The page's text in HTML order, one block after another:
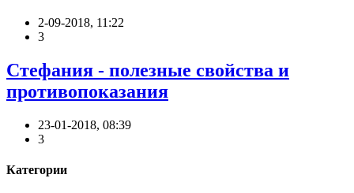
2-09-2018, 11:22
3
Стефания - полезные свойства и
противопоказания
23-01-2018, 08:39
3
Категории